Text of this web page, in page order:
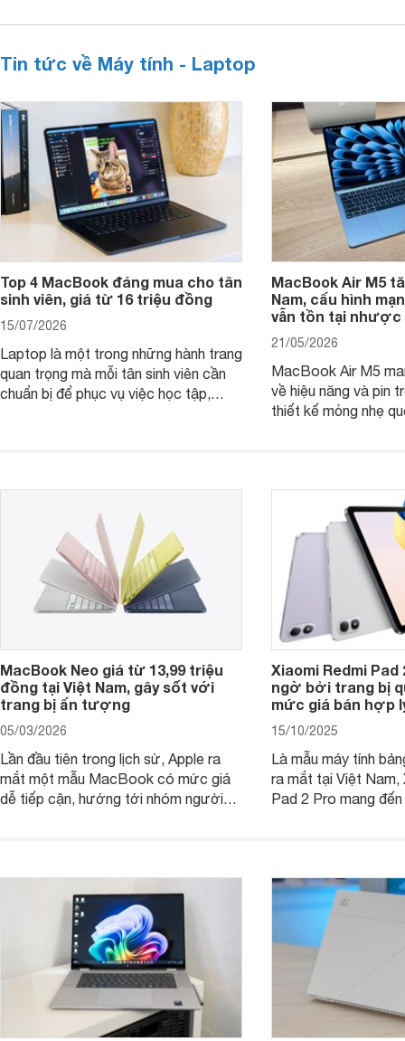
Tin tức về Máy tính - Laptop
Top 4 MacBook đáng mua cho tân
sinh viên, giá từ 16 triệu đồng
15/07/2026
Laptop là một trong những hành trang
quan trọng mà mỗi tân sinh viên cần
chuẩn bị để phục vụ việc học tập,
MacBook đáng cân nhắc dành cho
MacBook Air M5
Nam, cấu hình
vẫn tồn tại nhược
21/05/2026
MacBook Air M5
về hiệu năng và pin
thiết kế mỏng nhẹ
MacBook Neo giá từ 13,99 triệu
đồng tại Việt Nam, gây sốt với
trang bị ấn tượng
05/03/2026
Lần đầu tiên trong lịch sử, Apple ra
mắt một mẫu MacBook có mức giá
dễ tiếp cận, hướng tới nhóm người
hút sự quan tâm lớn từ thị trường.
Xiaomi Redmi Pad
ngờ bởi trang bị
mức giá bán hợp
15/10/2025
Là mẫu máy tính
ra mắt tại Việt Nam,
Pad 2 Pro mang